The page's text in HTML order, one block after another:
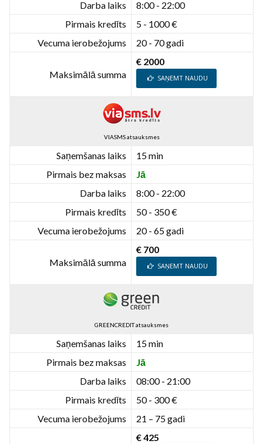
Darba laiks
8:00 - 22:00
Pirmais kredīts
5 - 1000 €
Vecuma ierobežojums
20 - 70 gadi
Maksimālā summa
€ 2000
SAŅEMT NAUDU
VIASMS atsauksmes
Saņemšanas laiks
15 min
Pirmais bez maksas
Jā
Darba laiks
8:00 - 22:00
Pirmais kredīts
50 - 350 €
Vecuma ierobežojums
20 - 65 gadi
Maksimālā summa
€ 700
SAŅEMT NAUDU
GREENCREDIT atsauksmes
Saņemšanas laiks
15 min
Pirmais bez maksas
Jā
Darba laiks
08:00 - 21:00
Pirmais kredīts
50 - 300 €
Vecuma ierobežojums
21 – 75 gadi
€ 425